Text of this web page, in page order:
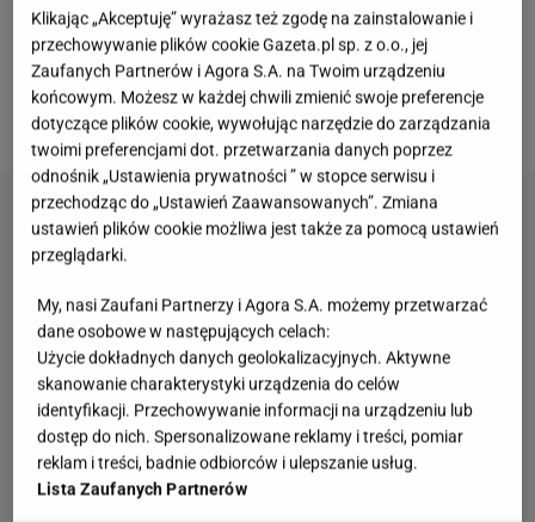
epoki PRL-u, znaleźli świetne sposoby na
odnowienie boazerii.Jeśli ty także masz ją w domu,
sprawdź, jak ją odnowić, unikając przy tym bałaganu
i kosztownego remontu.
Klikając „Akceptuję” wyrażasz też zgodę na zainstalowanie i
przechowywanie plików cookie Gazeta.pl sp. z o.o., jej
Zaufanych Partnerów i Agora S.A. na Twoim urządzeniu
końcowym. Możesz w każdej chwili zmienić swoje preferencje
dotyczące plików cookie, wywołując narzędzie do zarządzania
twoimi preferencjami dot. przetwarzania danych poprzez
odnośnik „Ustawienia prywatności ” w stopce serwisu i
przechodząc do „Ustawień Zaawansowanych”. Zmiana
ustawień plików cookie możliwa jest także za pomocą ustawień
przeglądarki.
My, nasi Zaufani Partnerzy i Agora S.A. możemy przetwarzać
dane osobowe w następujących celach:
Użycie dokładnych danych geolokalizacyjnych. Aktywne
skanowanie charakterystyki urządzenia do celów
identyfikacji. Przechowywanie informacji na urządzeniu lub
dostęp do nich. Spersonalizowane reklamy i treści, pomiar
reklam i treści, badnie odbiorców i ulepszanie usług.
Lista Zaufanych Partnerów